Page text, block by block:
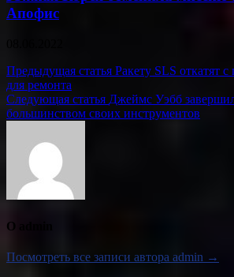
Апофис
Навигация
по
записям
Предыдущая статья Ракету SLS откатят
для ремонта
Следующая статья Джеймс Уэбб
большинством своих инструментов
О admin
Посмотреть все записи автора admin →